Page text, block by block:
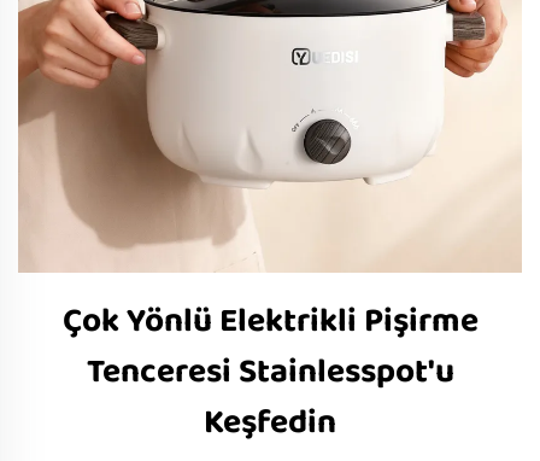
Çok Yönlü Elektrikli Pişirme
Tenceresi Stainlesspot'u
Keşfedin